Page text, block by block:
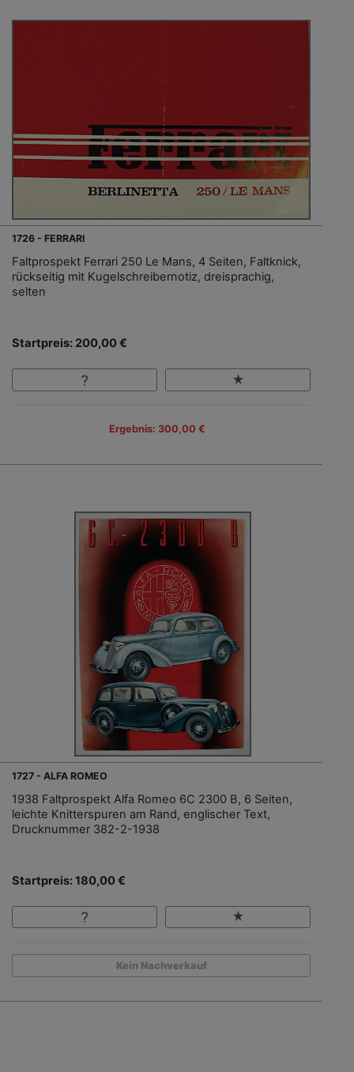
1726 - FERRARI
Faltprospekt Ferrari 250 Le Mans, 4 Seiten, Faltknick,
rückseitig mit Kugelschreibernotiz, dreisprachig,
selten
Startpreis: 200,00 €
Ergebnis: 300,00 €
1727 - ALFA ROMEO
1938 Faltprospekt Alfa Romeo 6C 2300 B, 6 Seiten,
leichte Knitterspuren am Rand, englischer Text,
Drucknummer 382-2-1938
Startpreis: 180,00 €
Kein Nachverkauf